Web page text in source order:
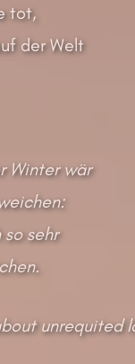
tot,
der Welt
Winter wär
sehr
unrequited